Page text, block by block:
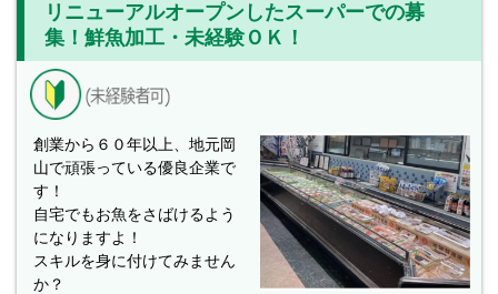
リニューアルオープンしたスーパーでの募
集！鮮魚加工・未経験ＯＫ！
創業から６０年以上、地元岡
山で頑張っている優良企業で
す！
自宅でもお魚をさばけるよう
になりますよ！
スキルを身に付けてみません
か？